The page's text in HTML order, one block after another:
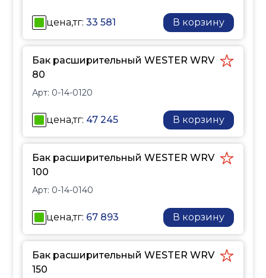
цена,тг:33 581 В корзину
Бак расширительный WESTER WRV
80
Арт: 0-14-0120
цена,тг: 47 245 В корзину
Бак расширительный WESTER WRV
100
Арт: 0-14-0140
цена,тг: 67 893 В корзину
Бак расширительный WESTER WRV
150